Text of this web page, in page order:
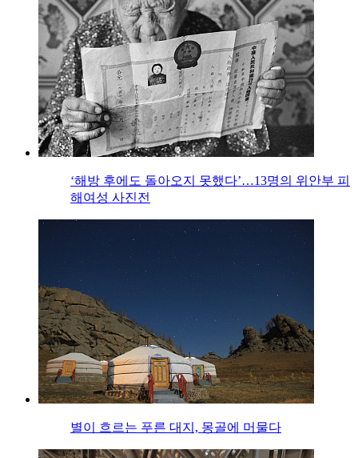
‘해방 후에도 돌아오지 못했다’…13명의 위안부 피
해여성 사진전
별이 흐르는 푸른 대지, 몽골에 머물다